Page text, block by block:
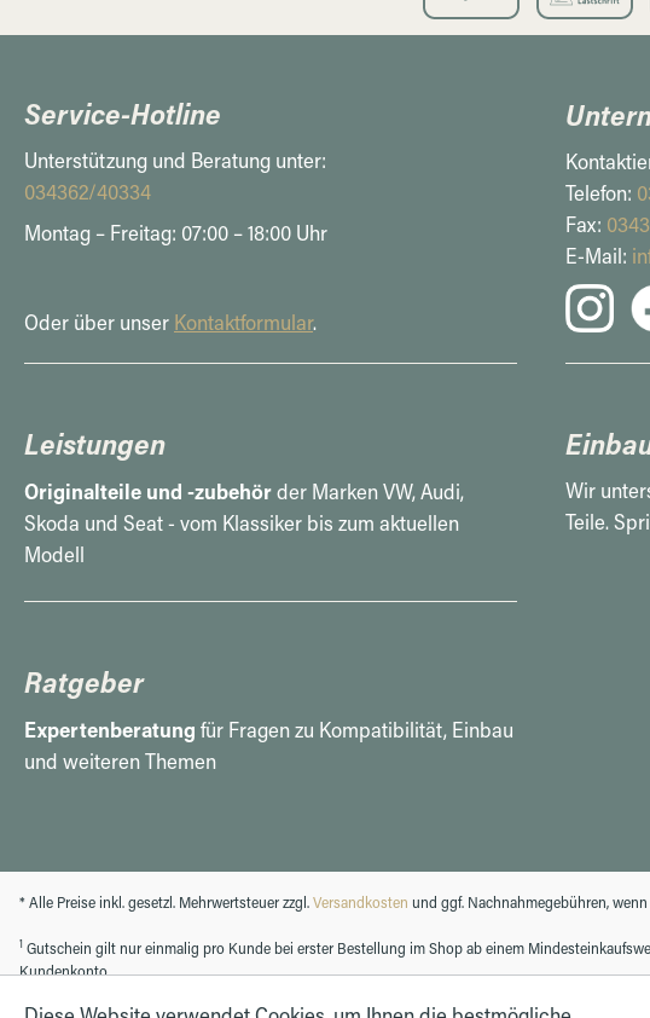
Service-Hotline
Unterstützung und Beratung unter:
034362/40334
Montag – Freitag: 07:00 – 18:00 Uhr
Oder über unser Kontaktformular.
Telefon:
Fax:
E-Mail:
Leistungen
Originalteile und -zubehörder Marken VW, Audi,
Skoda und Seat - vom Klassiker bis zum aktuellen
Modell
Wir
Teile.
Ratgeber
Expertenberatung für Fragen zu Kompatibilität, Einbau
und weiteren Themen
* Alle Preise inkl. gesetzl. Mehrwertsteuer zzgl.Versandkosten und ggf. Nachnahmegebühren,
1 Gutschein gilt nur einmalig pro Kunde bei erster Bestellung im Shop ab einem
Kundenkonto.